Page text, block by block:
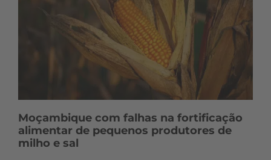
Moçambique com falhas na fortificação
alimentar de pequenos produtores de
milho e sal